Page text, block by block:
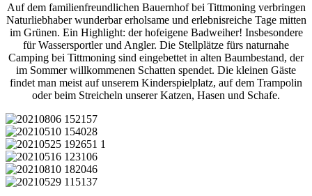
Auf dem familienfreundlichen Bauernhof bei Tittmoning verbringen
Naturliebhaber wunderbar erholsame und erlebnisreiche Tage mitten
im Grünen. Ein Highlight: der hofeigene Badweiher! Insbesondere
für Wassersportler und Angler. Die Stellplätze fürs naturnahe
Camping bei Tittmoning sind eingebettet in alten Baumbestand, der
im Sommer willkommenen Schatten spendet. Die kleinen Gäste
findet man meist auf unserem Kinderspielplatz, auf dem Trampolin
oder beim Streicheln unserer Katzen, Hasen und Schafe.